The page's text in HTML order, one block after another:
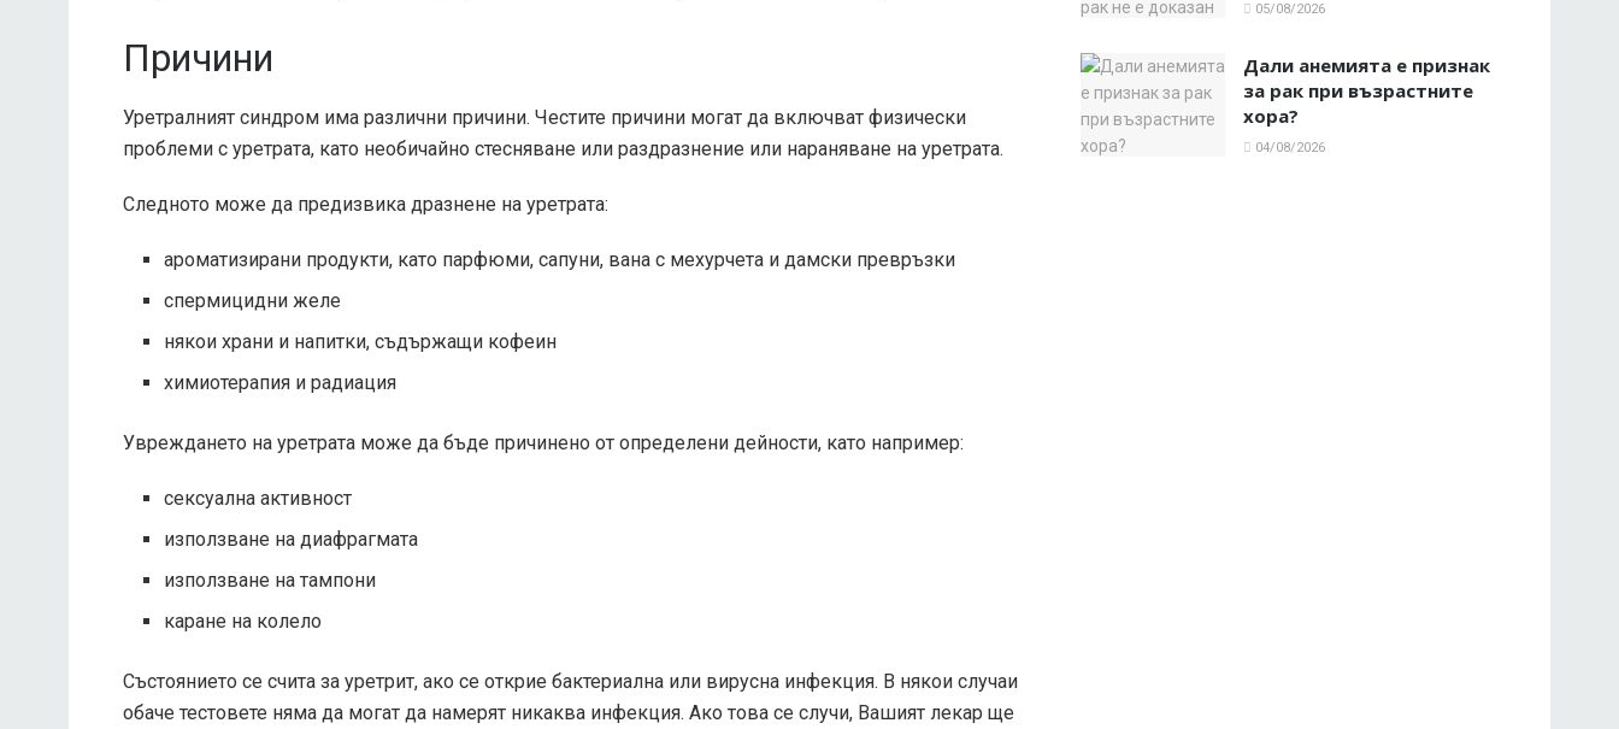
Причини
Уретралният синдром има различни причини. Честите причини могат да включват физически
проблеми с уретрата, като необичайно стесняване или раздразнение или нараняване на уретрата.
Следното може да предизвика дразнене на уретрата:
ароматизирани продукти, като парфюми, сапуни, вана с мехурчета и дамски превръзки
спермицидни желе
някои храни и напитки, съдържащи кофеин
химиотерапия и радиация
Увреждането на уретрата може да бъде причинено от определени дейности, като например:
сексуална активност
използване на диафрагмата
използване на тампони
каране на колело
Състоянието се счита за уретрит, ако се открие бактериална или вирусна инфекция. В някои случаи
обаче тестовете няма да могат да намерят никаква инфекция. Ако това се случи, Вашият лекар ще
05/08/2026
Дали анемията е признак
за рак при възрастните
хора?
04/08/2026